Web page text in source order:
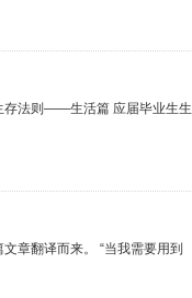
存法则——生活篇 应届毕业生生
章翻译而来。 “当我需要用到